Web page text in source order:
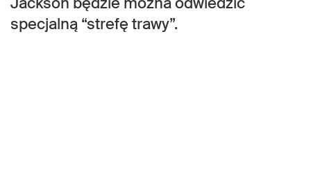
specjalną “strefę trawy”.